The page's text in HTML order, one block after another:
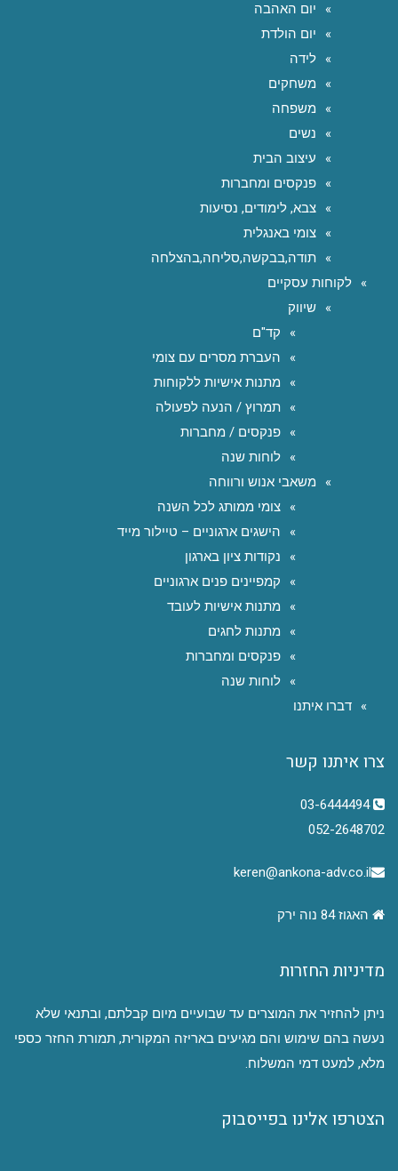
יום האהבה
יום הולדת
לידה
משחקים
משפחה
נשים
עיצוב הבית
פנקסים ומחברות
צבא, לימודים, נסיעות
צומי באנגלית
תודה,בבקשה,סליחה,בהצלחה
לקוחות עסקיים
שיווק
קד"ם
העברת מסרים עם צומי
מתנות אישיות ללקוחות
תמרוץ / הנעה לפעולה
פנקסים / מחברות
לוחות שנה
משאבי אנוש ורווחה
צומי ממותג לכל השנה
הישגים ארגוניים – טיילור מייד
נקודות ציון בארגון
קמפיינים פנים ארגוניים
מתנות אישיות לעובד
מתנות לחגים
פנקסים ומחברות
לוחות שנה
דברו איתנו
צרו איתנו קשר
03-6444494
052-2648702
keren@ankona-adv.co.il
האגוז 84 נוה ירק
מדיניות החזרות
ניתן להחזיר את המוצרים עד שבועיים מיום קבלתם, ובתנאי שלא
נעשה בהם שימוש והם מגיעים באריזה המקורית, תמורת החזר כספי
מלא, למעט דמי המשלוח.
הצטרפו אלינו בפייסבוק